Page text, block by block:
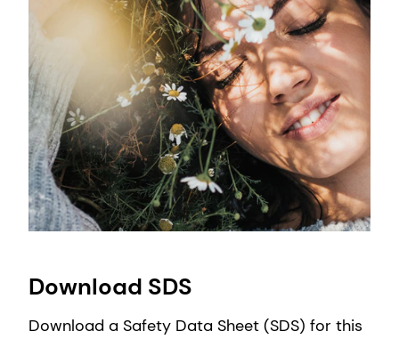
Download SDS
Download a Safety Data Sheet (SDS) for this